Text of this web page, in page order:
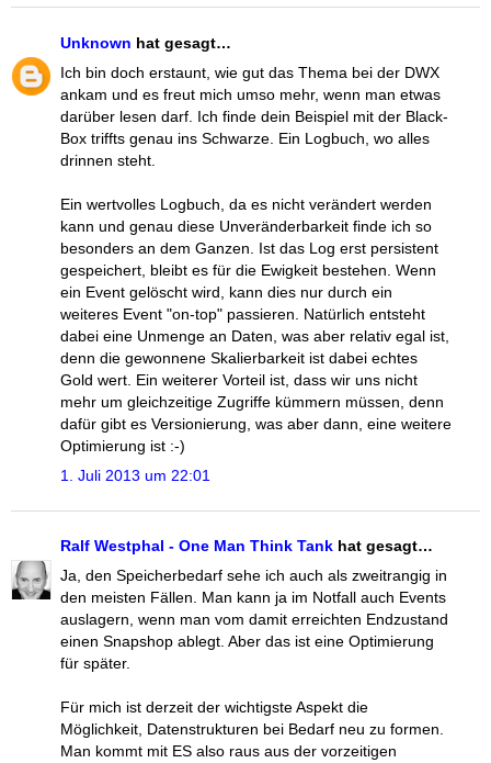
Unknown hat gesagt…
Ich bin doch erstaunt, wie gut das Thema bei der DWX
ankam und es freut mich umso mehr, wenn man etwas
darüber lesen darf. Ich finde dein Beispiel mit der Black-
Box triffts genau ins Schwarze. Ein Logbuch, wo alles
drinnen steht.
Ein wertvolles Logbuch, da es nicht verändert werden
kann und genau diese Unveränderbarkeit finde ich so
besonders an dem Ganzen. Ist das Log erst persistent
gespeichert, bleibt es für die Ewigkeit bestehen. Wenn
ein Event gelöscht wird, kann dies nur durch ein
weiteres Event "on-top" passieren. Natürlich entsteht
dabei eine Unmenge an Daten, was aber relativ egal ist,
denn die gewonnene Skalierbarkeit ist dabei echtes
Gold wert. Ein weiterer Vorteil ist, dass wir uns nicht
mehr um gleichzeitige Zugriffe kümmern müssen, denn
dafür gibt es Versionierung, was aber dann, eine weitere
Optimierung ist :-)
1. Juli 2013 um 22:01
Ralf Westphal - One Man Think Tank hat gesagt…
Ja, den Speicherbedarf sehe ich auch als zweitrangig in
den meisten Fällen. Man kann ja im Notfall auch Events
auslagern, wenn man vom damit erreichten Endzustand
einen Snapshop ablegt. Aber das ist eine Optimierung
für später.
Für mich ist derzeit der wichtigste Aspekt die
Möglichkeit, Datenstrukturen bei Bedarf neu zu formen.
Man kommt mit ES also raus aus der vorzeitigen